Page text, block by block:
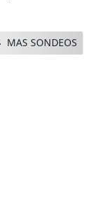
MAS SONDEOS